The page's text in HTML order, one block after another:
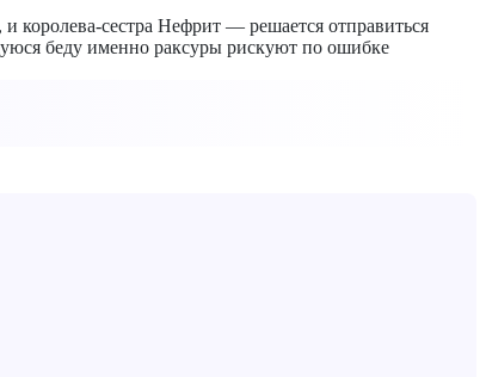
сестра Нефрит — решается отправиться
беду именно раксуры рискуют по ошибке